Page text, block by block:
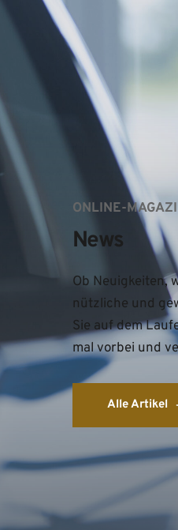
ONLINE-
News
Ob Neuigkeiten,
nützliche und
Sie auf dem
mal vorbei und
Alle Artikel